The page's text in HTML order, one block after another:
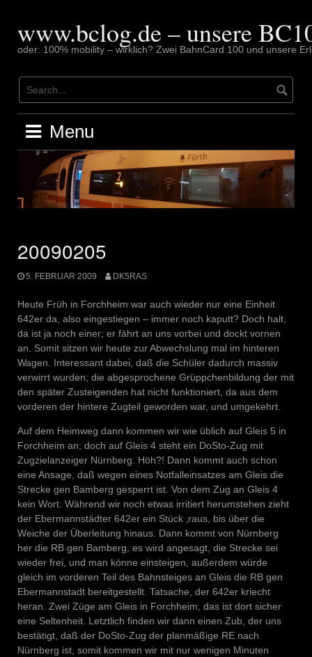
contentwww.bclog.de – unsere
oder: 100% mobility – wirklich? Zwei BahnCard 100 und unsere
Menu
20090205
5. FEBRUAR 2009 DK5RAS
Heute Früh in Forchheim war auch wieder nur eine Einheit
642er da, also eingestiegen – immer noch kaputt? Doch halt,
da ist ja noch einer; er fährt an uns vorbei und dockt vornen
an. Somit sitzen wir heute zur Abwechslung mal im hinteren
Wagen. Interessant dabei, daß die Schüler dadurch massiv
verwirrt wurden; die abgesprochene Grüppchenbildung der mit
den später Zusteigenden hat nicht funktioniert, da aus dem
vorderen der hintere Zugteil geworden war, und umgekehrt.
Auf dem Heimweg dann kommen wir wie üblich auf Gleis 5 in
Forchheim an; doch auf Gleis 4 steht ein DoSto-Zug mit
Zugzielanzeiger Nürnberg. Höh?! Dann kommt auch schon
eine Ansage, daß wegen eines Notfalleinsatzes am Gleis die
Strecke gen Bamberg gesperrt ist. Von dem Zug an Gleis 4
kein Wort. Während wir noch etwas irritiert herumstehen zieht
der Ebermannstädter 642er ein Stück ‚raus, bis über die
Weiche der Überleitung hinaus. Dann kommt von Nürnberg
her die RB gen Bamberg, es wird angesagt, die Strecke sei
wieder frei, und man könne einsteigen, außerdem würde
gleich im vorderen Teil des Bahnsteiges an Gleis die RB gen
Ebermannstadt bereitgestellt. Tatsache, der 642er kriecht
heran. Zwei Züge am Gleis in Forchheim, das ist dort sicher
eine Seltenheit. Letztlich finden wir dann einen Zub, der uns
bestätigt, daß der DoSto-Zug der planmäßige RE nach
Nürnberg ist, somit kommen wir mit nur wenigen Minuten